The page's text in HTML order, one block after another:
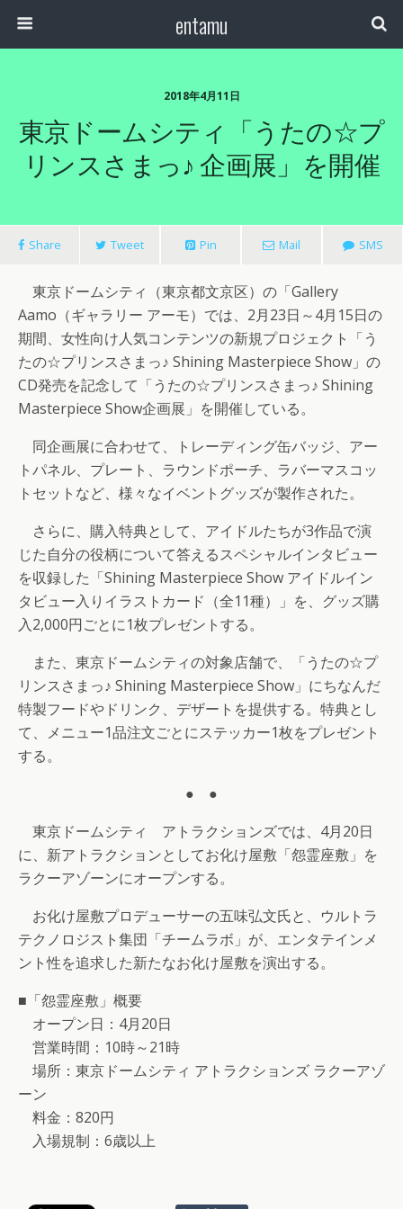
entamu
2018年4月11日
東京ドームシティ「うたの☆プ
リンスさまっ♪ 企画展」を開催
Share Tweet Pin Mail SMS
東京ドームシティ（東京都文京区）の「Gallery
Aamo（ギャラリー アーモ）では、2月23日～4月15日の
期間、女性向け人気コンテンツの新規プロジェクト「う
たの☆プリンスさまっ♪ Shining Masterpiece Show」の
CD発売を記念して「うたの☆プリンスさまっ♪ Shining
Masterpiece Show企画展」を開催している。
同企画展に合わせて、トレーディング缶バッジ、アー
トパネル、プレート、ラウンドポーチ、ラバーマスコッ
トセットなど、様々なイベントグッズが製作された。
さらに、購入特典として、アイドルたちが3作品で演
じた自分の役柄について答えるスペシャルインタビュー
を収録した「Shining Masterpiece Show アイドルイン
タビュー入りイラストカード（全11種）」を、グッズ購
入2,000円ごとに1枚プレゼントする。
また、東京ドームシティの対象店舗で、「うたの☆プ
リンスさまっ♪ Shining Masterpiece Show」にちなんだ
特製フードやドリンク、デザートを提供する。特典とし
て、メニュー1品注文ごとにステッカー1枚をプレゼント
する。
● ●
東京ドームシティ アトラクションズでは、4月20日
に、新アトラクションとしてお化け屋敷「怨霊座敷」を
ラクーアゾーンにオープンする。
お化け屋敷プロデューサーの五味弘文氏と、ウルトラ
テクノロジスト集団「チームラボ」が、エンタテインメ
ント性を追求した新たなお化け屋敷を演出する。
■「怨霊座敷」概要
オープン日：4月20日
営業時間：10時～21時
場所：東京ドームシティ アトラクションズ ラクーアゾ
ーン
料金：820円
入場規制：6歳以上